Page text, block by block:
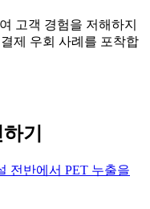
고객 경험을 저해하지
제 우회 사례를 포착합
기